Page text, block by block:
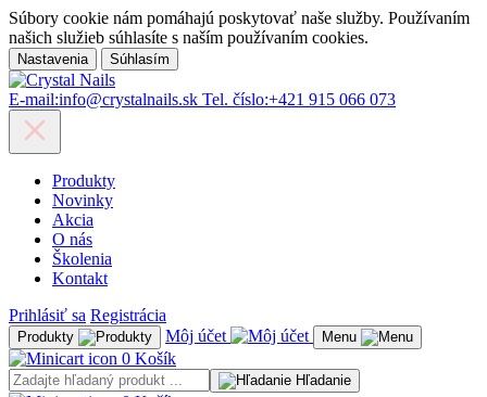
Súbory cookie nám pomáhajú poskytovať naše služby. Používaním
našich služieb súhlasíte s naším používaním cookies.
Nastavenia Súhlasím
E-mail:info@crystalnails.sk Tel. číslo:+421 915 066 073
Produkty
Novinky
Akcia
O nás
Školenia
Kontakt
Prihlásiť sa Registrácia
Produkty Môj účet Menu
0 Košík
Hľadanie